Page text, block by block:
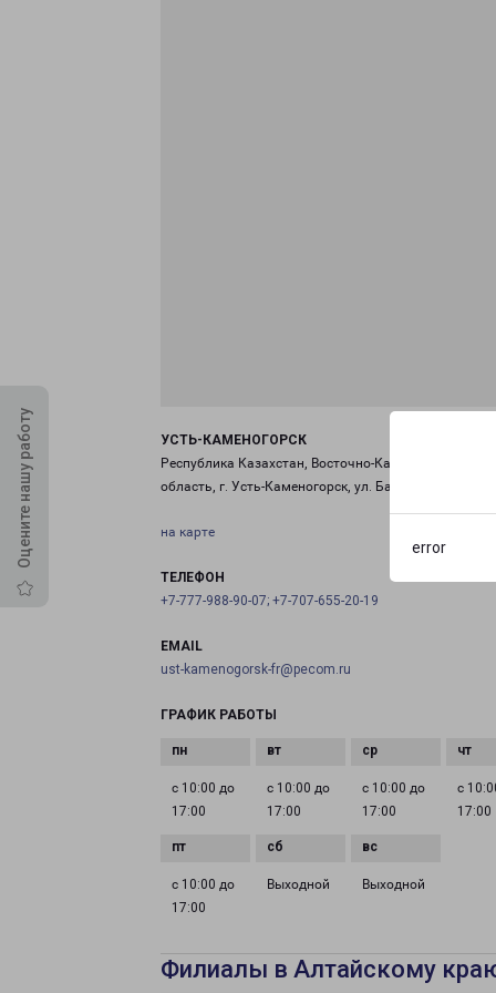
error
Оцените нашу работу
УСТЬ-КАМЕНОГОРСК
Республика Казахстан, Восточно-Казахстанская
область, г. Усть-Каменогорск, ул. Бажова, здание 79А
на карте
ТЕЛЕФОН
+7-777-988-90-07; +7-707-655-20-19
EMAIL
ust-kamenogorsk-fr@pecom.ru
ГРАФИК РАБОТЫ
с 10:00 до
17:00
с 10:00 до
17:00
с 10:00 до
17:00
с
17:00
с 10:00 до
17:00
Выходной Выходной
Филиалы в Алтайскому